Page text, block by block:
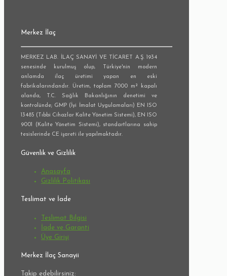
Merkez İlaç
MERKEZ LAB. İLAÇ SANAYİ VE TİCARET A.Ş. 1934
senesinde kurulmuş olup, Türkiye'nin modern
anlamda ilaç üretimi yapan en eski
fabrikalarındandır. Üretim, toplam 7000 m² kapalı
alanda, T.C. Sağlık Bakanlığının denetimi ve
kontrolünde; GMP (İyi İmalat Uygulamaları) EN ISO
13485 (Tıbbi Cihazlar Kalite Yönetim Sistemi), EN ISO
9001 (Kalite Yönetim Sistemi), standartlarına sahip
tesislerinde CE işareti ile yapılmaktadır.
Güvenlik ve Gizlilik
Anasayfa
Gizlilik Politikası
Teslimat ve İade
Teslimat Bilgisi
İade ve Garanti
Üye Girişi
Merkez İlaç Sanayii
Takip edebilirsiniz: